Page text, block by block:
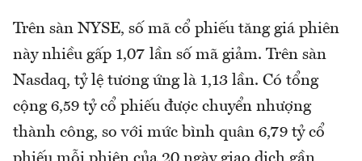
Trên sàn NYSE, số mã cổ phiếu tăng giá phiên
này nhiều gấp 1,07 lần số mã giảm. Trên sàn
Nasdaq, tỷ lệ tương ứng là 1,13 lần. Có tổng
cộng 6,59 tỷ cổ phiếu được chuyển nhượng
thành công, so với mức bình quân 6,79 tỷ cổ